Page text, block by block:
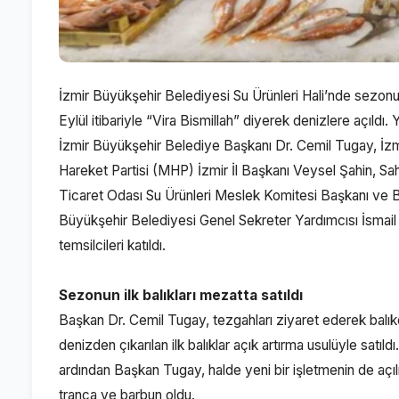
İzmir Büyükşehir Belediyesi Su Ürünleri Hali’nde
Eylül itibariyle “Vira Bismillah” diyerek denizlere açıldı.
İzmir Büyükşehir Belediye Başkanı Dr. Cemil Tugay,
Hareket Partisi (MHP) İzmir İl Başkanı Veysel Şahin,
Ticaret Odası Su Ürünleri Meslek Komitesi Başkanı ve
Büyükşehir Belediyesi Genel Sekreter Yardımcısı
temsilcileri katıldı.
Sezonun ilk balıkları mezatta satıldı
Başkan Dr. Cemil Tugay, tezgahları ziyaret ederek
denizden çıkarılan ilk balıklar açık artırma usulüyle
ardından Başkan Tugay, halde yeni bir işletmenin de
trança ve barbun oldu.